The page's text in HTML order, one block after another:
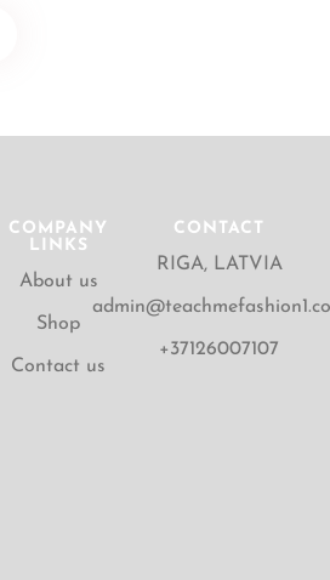
COMPANY
LINKS
About us
Shop
Contact us
CONTACT
RIGA, LATVIA
+37126007107